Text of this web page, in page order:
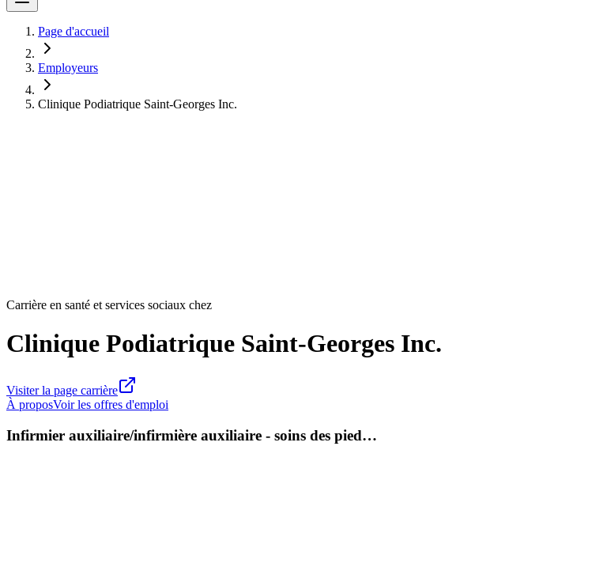
Page d'accueil
Employeurs
Clinique Podiatrique Saint-Georges Inc.
Carrière en santé et services sociaux chez
Clinique Podiatrique Saint-Georges Inc.
Visiter la page carrière
À proposVoir les offres d'emploi
Infirmier auxiliaire/infirmière auxiliaire - soins des pied…